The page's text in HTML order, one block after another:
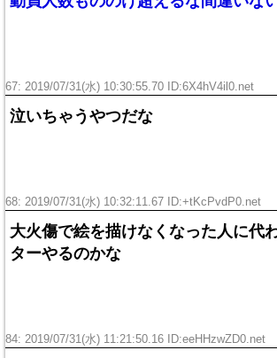
67: 2019/07/31(水) 10:30:55.70 ID:6X4hV4il0.net
泣いちゃうやつだな
68: 2019/07/31(水) 10:32:11.67 ID:+tKcPvdP0.net
大火傷で絵を描けなくなった人に代
ターやるのかな
84: 2019/07/31(水) 11:21:50.16 ID:eeHHzwZD0.net